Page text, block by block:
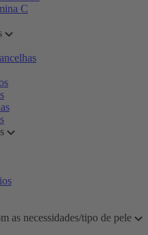
C
as necessidades/tipo de pele